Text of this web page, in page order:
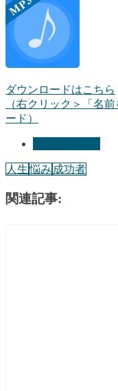
ダウンロードはこちら
（右クリック＞「名
ード）
人生悩み 成功者
関連記事: